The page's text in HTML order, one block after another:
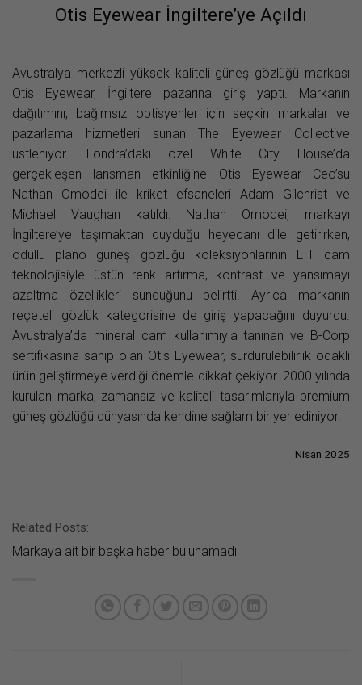
Otis Eyewear İngiltere’ye Açıldı
Avustralya merkezli yüksek kaliteli güneş gözlüğü markası
Otis Eyewear, İngiltere pazarına giriş yaptı. Markanın
dağıtımını, bağımsız optisyenler için seçkin markalar ve
pazarlama hizmetleri sunan The Eyewear Collective
üstleniyor. Londra’daki özel White City House’da
gerçekleşen lansman etkinliğine Otis Eyewear Ceo’su
Nathan Omodei ile kriket efsaneleri Adam Gilchrist ve
Michael Vaughan katıldı. Nathan Omodei, markayı
İngiltere’ye taşımaktan duyduğu heyecanı dile getirirken,
ödüllü plano güneş gözlüğü koleksiyonlarının LIT cam
teknolojisiyle üstün renk artırma, kontrast ve yansımayı
azaltma özellikleri sunduğunu belirtti. Ayrıca markanın
reçeteli gözlük kategorisine de giriş yapacağını duyurdu.
Avustralya’da mineral cam kullanımıyla tanınan ve B-Corp
sertifikasına sahip olan Otis Eyewear, sürdürülebilirlik odaklı
ürün geliştirmeye verdiği önemle dikkat çekiyor. 2000 yılında
kurulan marka, zamansız ve kaliteli tasarımlarıyla premium
güneş gözlüğü dünyasında kendine sağlam bir yer ediniyor.
Nisan 2025
Related Posts:
Markaya ait bir başka haber bulunamadı